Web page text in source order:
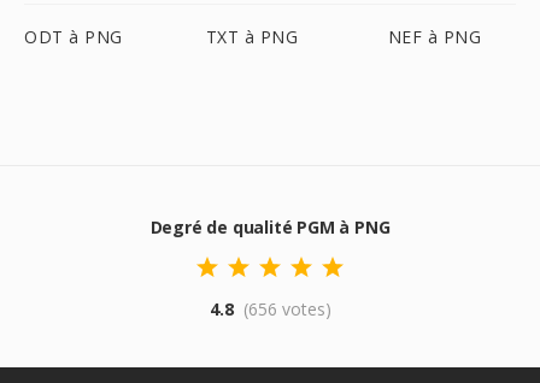
ODT à PNG TXT à PNG NEF à PNG
Degré de qualité PGM à PNG
4.8 (656 votes)